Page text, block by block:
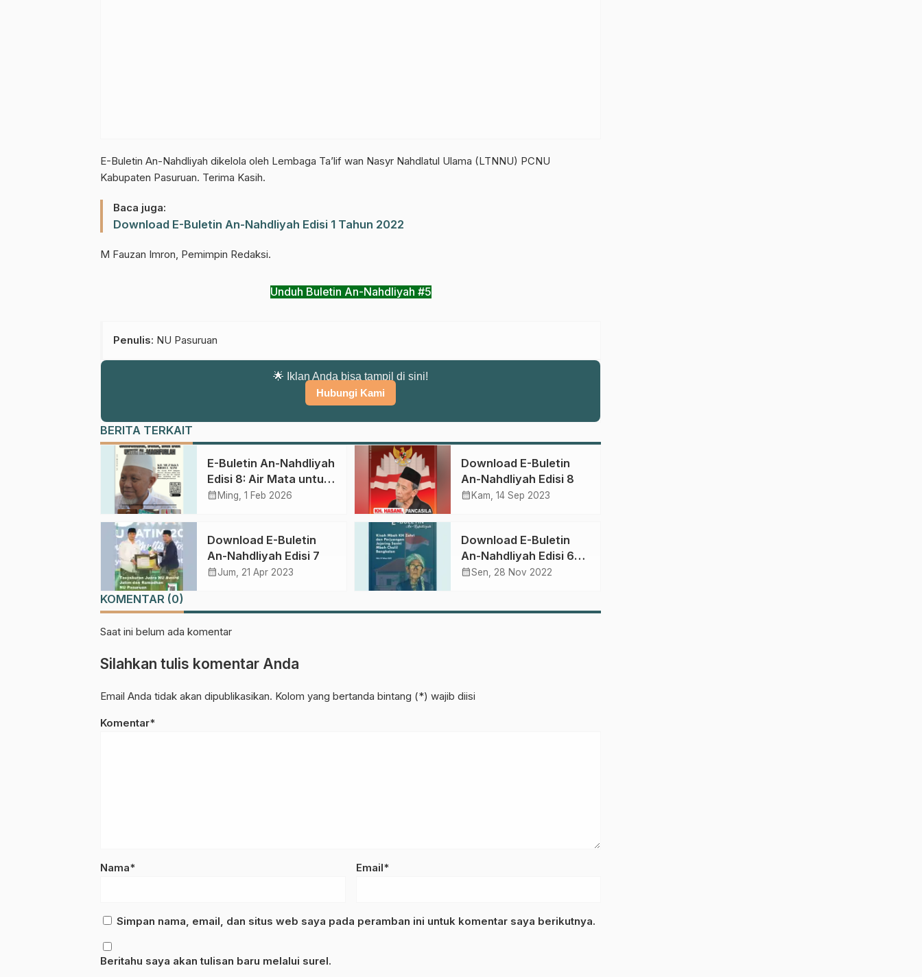
E-Buletin An-Nahdliyah dikelola oleh Lembaga Ta’lif wan Nasyr Nahdlatul Ulama (LTNNU) PCNU
Kabupaten Pasuruan. Terima Kasih.
Baca juga:
Download E-Buletin An-Nahdliyah Edisi 1 Tahun 2022
M Fauzan Imron, Pemimpin Redaksi.
Unduh Buletin An-Nahdliyah #5
Penulis: NU Pasuruan
🌟 Iklan Anda bisa tampil di sini!
Hubungi Kami
BERITA TERKAIT
E-Buletin An-Nahdliyah
Edisi 8: Air Mata untuk
Sang Murobbi dan
calendar_month Ming, 1 Feb 2026
Download E-Buletin
An-Nahdliyah Edisi 8
calendar_month Kam, 14 Sep 2023
Download E-Buletin
An-Nahdliyah Edisi 7
calendar_monthJum, 21 Apr 2023
Download E-Buletin
An-Nahdliyah Edisi 6
Tahun 2022
calendar_monthSen, 28 Nov 2022
KOMENTAR (0)
Saat ini belum ada komentar
Silahkan tulis komentar Anda
Email Anda tidak akan dipublikasikan. Kolom yang bertanda bintang (*) wajib diisi
Komentar*
Nama* Email*
Simpan nama, email, dan situs web saya pada peramban ini untuk komentar saya berikutnya.
Beritahu saya akan tulisan baru melalui surel.